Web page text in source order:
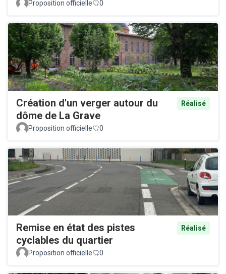
Proposition officielle 0
Création d'un verger autour du
dôme de La Grave
Réalisé
Proposition officielle 0
Remise en état des pistes
cyclables du quartier
Réalisé
Proposition officielle 0